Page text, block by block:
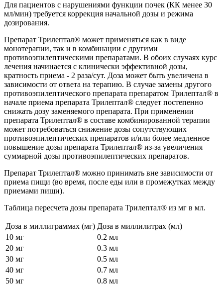
Для пациентов с нарушениями функции почек (КК менее 30
мл/мин) требуется коррекция начальной дозы и режима
дозирования.
Препарат Трилептал® может применяться как в виде
монотерапии, так и в комбинации с другими
противоэпилептическими препаратами. В обоих случаях курс
лечения начинается с клинически эффективной дозы,
кратность приема - 2 раза/сут. Доза может быть увеличена в
зависимости от ответа на терапию. В случае замены другого
противоэпилептического препарата препаратом Трилептал® в
начале приема препарата Трилептал® следует постепенно
снижать дозу заменяемого препарата. При применении
препарата Трилептал® в составе комбинированной терапии
может потребоваться снижение дозы сопутствующих
противоэпилептических препаратов и/или более медленное
повышение дозы препарата Трилептал® из-за увеличения
суммарной дозы противоэпилептических препаратов.
Препарат Трилептал® можно принимать вне зависимости от
приема пищи (во время, после еды или в промежутках между
приемами пищи).
Таблица пересчета дозы препарата Трилептал® из мг в мл.
Доза в миллиграммах (мг) Доза в миллилитрах (мл)
10 мг
0.2 мл
20 мг
0.3 мл
30 мг
0.5 мл
40 мг
0.7 мл
50 мг
0.8 мл